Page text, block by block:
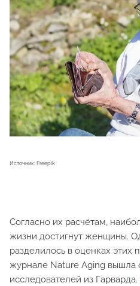
Источник: Freepik
Согласно их расчётам,
жизни достигнут женщины.
разделилось в оценках этих
журнале Nature Aging вышла
исследователей из